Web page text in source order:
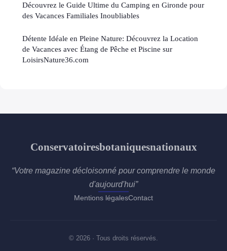
Découvrez le Guide Ultime du Camping en Gironde pour
des Vacances Familiales Inoubliables
Détente Idéale en Pleine Nature: Découvrez la Location
de Vacances avec Étang de Pêche et Piscine sur
LoisirsNature36.com
Conservatoiresbotaniquesnationaux
“Votre magazine décloisonné pour comprendre le monde
d'aujourd'hui”
Mentions légalesContact
© 2026 · Tous droits réservés.